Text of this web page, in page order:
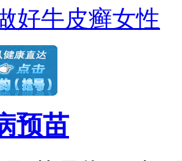
好牛皮癣女性
预苗